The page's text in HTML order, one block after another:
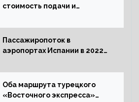
стоимость подачи и
жительство
Пассажиропоток в
аэропортах Испании в 2022
процентов
Оба маршрута турецкого
«Восточного экспресса»